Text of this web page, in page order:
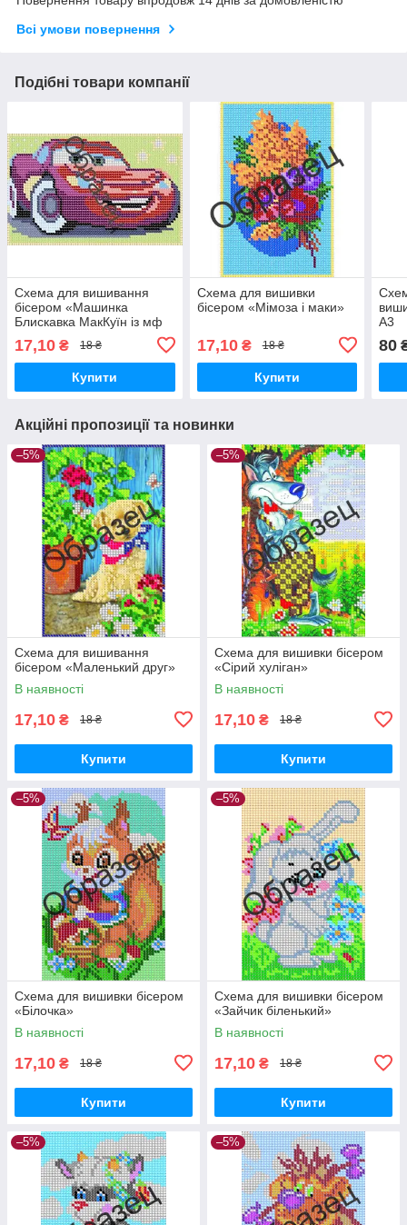
Всі умови повернення
Подібні товари компанії
Схема для вишивання
бісером «Машинка
Блискавка МакКуїн із мф
17,10 ₴ 18 ₴
Купити
Схема для вишивки
бісером «Мімоза і маки»
17,10₴ 18 ₴
Купити
А3
80
Акційні пропозиції та новинки
–5%
Схема для вишивання
бісером «Маленький друг»
В наявності
17,10 ₴ 18 ₴
Купити
–5%
Схема для вишивки бісером
«Сірий хуліган»
В наявності
17,10 ₴ 18 ₴
Купити
–5%
Схема для вишивки бісером
«Білочка»
В наявності
17,10 ₴ 18 ₴
Купити
–5%
Схема для вишивки бісером
«Зайчик біленький»
В наявності
17,10 ₴ 18 ₴
Купити
–5% –5%